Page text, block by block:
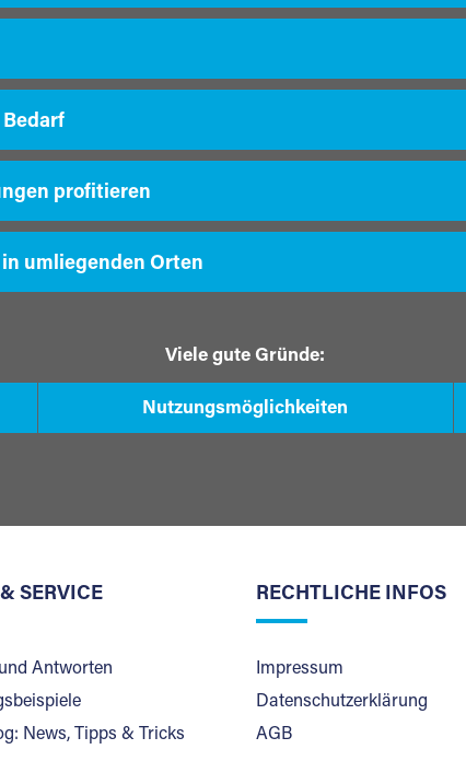
Bedarf
profitieren
umliegenden Orten
Viele gute Gründe:
Nutzungsmöglichkeiten
SERVICE
Antworten
News, Tipps & Tricks
RECHTLICHE INFOS
Impressum
Datenschutzerklärung
AGB